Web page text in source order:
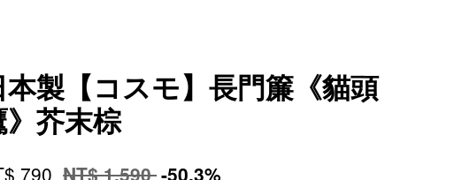
本製【コスモ】長門簾《貓頭
》芥末棕
790 NT$ 1,590-50.3%